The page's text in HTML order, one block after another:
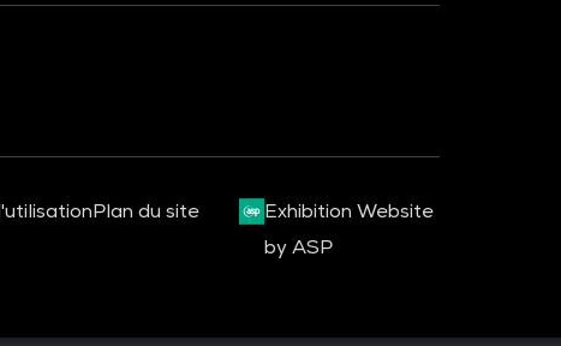
Plan du site
Exhibition Website
by ASP